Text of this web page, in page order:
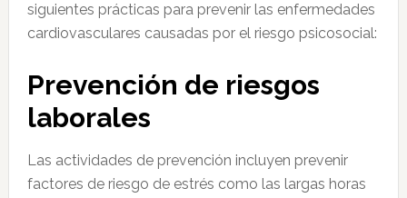
siguientes prácticas para prevenir las enfermedades
cardiovasculares causadas por el riesgo psicosocial:
Prevención de riesgos
laborales
Las actividades de prevención incluyen prevenir
factores de riesgo de estrés como las largas horas